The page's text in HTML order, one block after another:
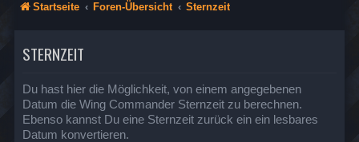
Startseite Foren-Übersicht Sternzeit
STERNZEIT
Du hast hier die Möglichkeit, von einem angegebenen
Datum die Wing Commander Sternzeit zu berechnen.
Ebenso kannst Du eine Sternzeit zurück ein ein lesbares
Datum konvertieren.